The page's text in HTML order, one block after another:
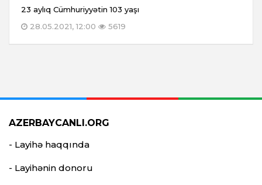
23 aylıq Cümhuriyyətin 103 yaşı
28.05.2021, 12:00
5619
AZERBAYCANLI.ORG
- Layihə haqqında
- Layihənin donoru